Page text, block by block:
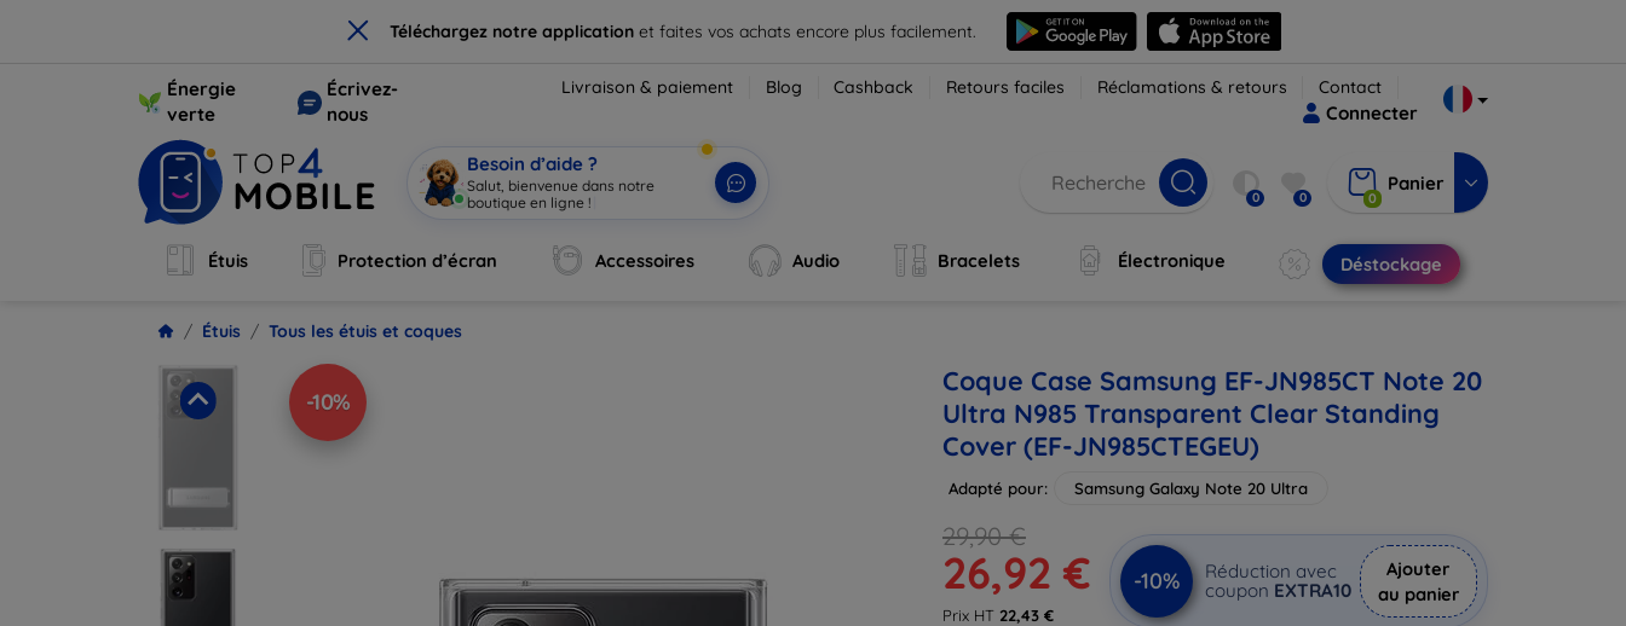
× Téléchargez notre application et faites vos achats encore plus facilement.
Énergie
verte
Écrivez-
nous
Livraison & paiement Blog Cashback Retours faciles Réclamations & retours Contact
Connecter
Besoin d’aide ?
Salut, bienvenue dans notre
boutique en ligne !
0 0 0
Panier
Étuis Protection d’écran Accessoires Audio Bracelets Électronique Déstockage
Étuis Tous les étuis et coques
-10%
Coque Case Samsung EF-JN985CT Note 20
Ultra N985 Transparent Clear Standing
Cover (EF-JN985CTEGEU)
Adapté pour: Samsung Galaxy Note 20 Ultra
29,90 €
26,92 €
Prix HT 22,43 €
-10%
Réduction avec
coupon EXTRA10
Ajouter
au panier